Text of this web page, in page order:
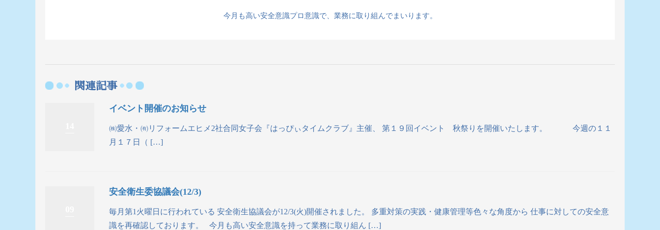
今月も高い安全意識プロ意識で、業務に取り組んでまいります。
関連記事
イベント開催のお知らせ
㈱愛水・㈲リフォームエヒメ2社合同女子会『はっぴぃタイムクラブ』主催、 第１９回イベント 秋祭りを開催いたします。 今週の１１
月１７日（ […]
安全衛生委協議会(12/3)
毎月第1火曜日に行われている 安全衛生協議会が12/3(火)開催されました。 多重対策の実践・健康管理等色々な角度から 仕事に対しての安全意
識を再確認しております。 今月も高い安全意識を持って業務に取り組ん […]